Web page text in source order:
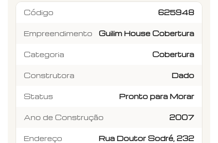
Código 625948
Empreendimento Guilim House Cobertura
Categoria Cobertura
Construtora Dado
Status Pronto para Morar
Ano de Construção 2007
Endereço Rua Doutor Sodré, 232